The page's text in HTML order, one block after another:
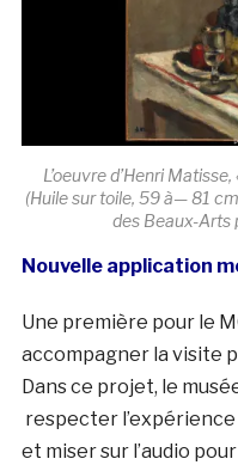
L’oeuvre d’Henri
(Huile sur toile, 59 à— 81
des Beaux-Arts
Nouvelle application
Une première pour le
accompagner la visite
Dans ce projet, le
respecter
et miser sur l’audio